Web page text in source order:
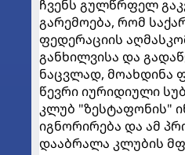
ჩვენს გულწრფელ
გარემოება, რომ
ფედერაციის
განხილვისა და
ნაცვლად, მოახდინა
წევრი იურიდიული
კლუბ "ზესტაფონის"
იგნორირება და ამ
დააბრალა კლუბის